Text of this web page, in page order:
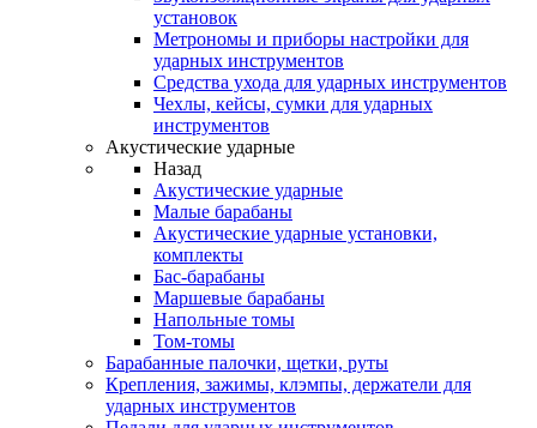
установок
Метрономы и приборы настройки для
ударных инструментов
Средства ухода для ударных инструментов
Чехлы, кейсы, сумки для ударных
инструментов
Акустические ударные
Назад
Акустические ударные
Mалые барабаны
Акустические ударные установки,
комплекты
Бас-барабаны
Маршевые барабаны
Напольные томы
Том-томы
Барабанные палочки, щетки, руты
Крепления, зажимы, клэмпы, держатели для
ударных инструментов